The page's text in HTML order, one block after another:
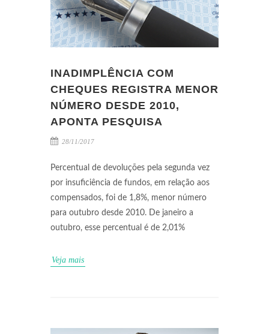
INADIMPLÊNCIA COM
CHEQUES REGISTRA MENOR
NÚMERO DESDE 2010,
APONTA PESQUISA
28/11/2017
Percentual de devoluções pela segunda vez
por insuficiência de fundos, em relação aos
compensados, foi de 1,8%, menor número
para outubro desde 2010. De janeiro a
outubro, esse percentual é de 2,01%
Veja mais